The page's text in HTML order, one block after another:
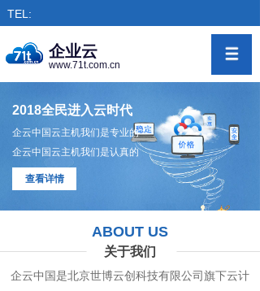
TEL:
企业云
www.71t.com.cn
2018全民进入云时代
企云中国云主机我们是专业的
企云中国云主机我们是认真的
查看详情
ABOUT US
关于我们
企云中国是北京世博云创科技有限公司旗下云计